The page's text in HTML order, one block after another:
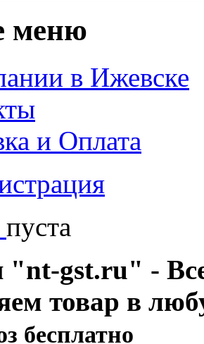
меню
в Ижевске
и Оплата
пуста
gst.ru" -
товар в
бесплатно